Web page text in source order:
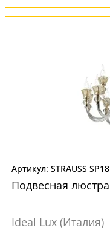
STRAUSS SP18
Подвесная люстра
Ideal Lux (Италия)